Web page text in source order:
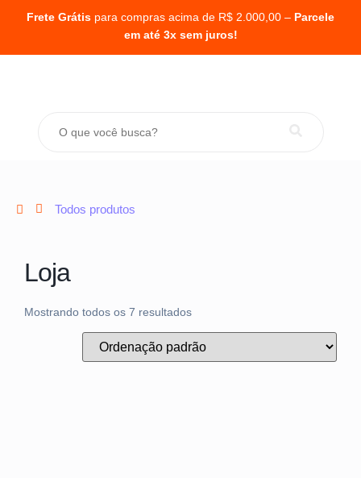
Frete Grátis para compras acima de R$ 2.000,00 – Parcele
em até 3x sem juros!
Todos produtos
Loja
Mostrando todos os 7 resultados